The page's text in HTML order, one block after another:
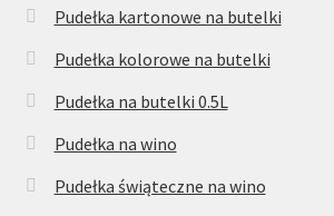
Pudełka kartonowe na butelki
Pudełka kolorowe na butelki
Pudełka na butelki 0.5L
Pudełka na wino
Pudełka świąteczne na wino